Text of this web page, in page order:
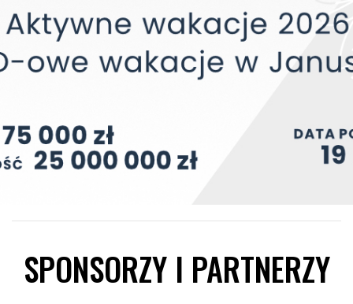
SPONSORZY I PARTNERZY